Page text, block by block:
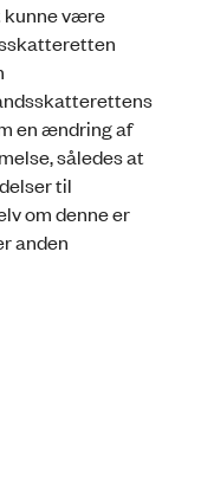
kunne være
en ændring af
således at
til
om denne er
anden